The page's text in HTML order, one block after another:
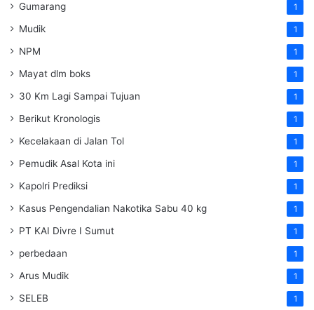
Gumarang 1
Mudik 1
NPM 1
Mayat dlm boks 1
30 Km Lagi Sampai Tujuan 1
Berikut Kronologis 1
Kecelakaan di Jalan Tol 1
Pemudik Asal Kota ini 1
Kapolri Prediksi 1
Kasus Pengendalian Nakotika Sabu 40 kg 1
PT KAI Divre I Sumut 1
perbedaan 1
Arus Mudik 1
SELEB 1